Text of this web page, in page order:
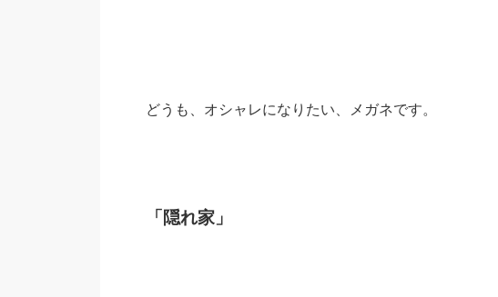
どうも、オシャレになりたい、メガネです。
「隠れ家」